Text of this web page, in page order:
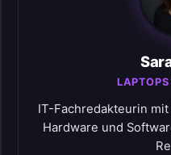
LAPTOPS
IT-Fachredakteurin
Hardware und